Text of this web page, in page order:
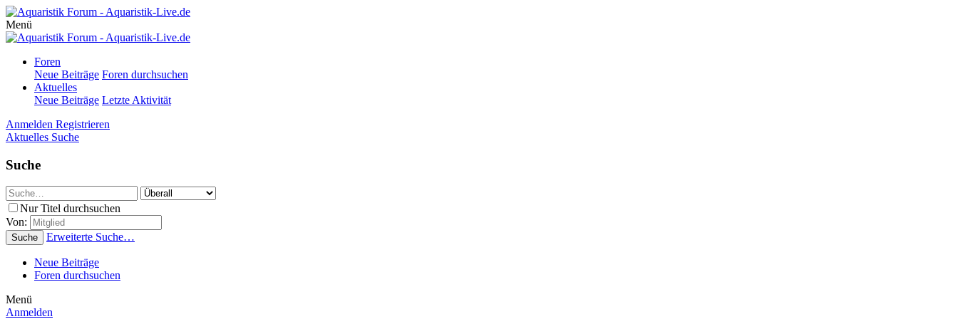
Menü
Foren
Neue Beiträge Foren durchsuchen
Aktuelles
Neue Beiträge Letzte Aktivität
Anmelden Registrieren
Aktuelles Suche
Suche
Nur Titel durchsuchen
Von:
Suche Erweiterte Suche…
Neue Beiträge
Foren durchsuchen
Menü
Anmelden